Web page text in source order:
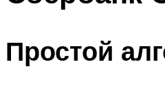
Простой